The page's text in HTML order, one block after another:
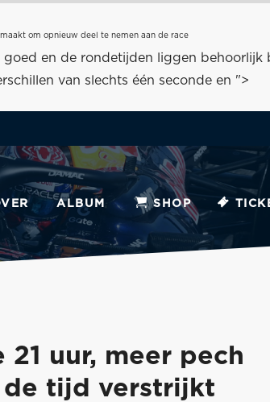
om opnieuw deel te nemen aan de race
en de rondetijden liggen behoorlijk
van slechts één seconde en ">
ALBUM SHOP
21 uur, meer pech
de tijd verstrijkt